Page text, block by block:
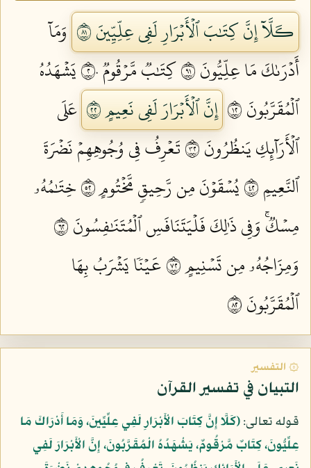
كـَلَّآ إِنَّ كِتَٰبَ ٱلۡأَبۡرَارِ لَفِي عِلِّيِّينَ ١٨
وَمَآ
أَدۡرَىٰكَ مَا عِلِّيُّونَ ١٩
كِتَٰبٞ مَّرۡقُومٞ ٢٠
يَشۡهَدُهُ
ٱلۡمُقَرَّبُونَ ٢١
إِنَّ ٱلۡأَبۡرَارَ لَفِي نَعِيمٍ ٢٢
عَلَى
ٱلۡأَرَآئِكِ يَنظُرُونَ ٢٣
تَعۡرِفُ فِي وُجُوهِهِمۡ نَضۡرَةَ
ٱلنَّعِيمِ ٢٤
يُسۡقَوۡنَ مِن رَّحِيقٖ مَّخۡتُومٍ ٢٥
خِتَٰمُهُۥ
مِسۡكٞۚ وَفِي ذَٰلِكَ فَلۡيَتَنَافَسِ ٱلۡمُتَنَٰفِسُونَ ٢٦
وَمِزَاجُهُۥ مِن تَسۡنِيمٍ ٢٧
عَيۡنٗا يَشۡرَبُ بِهَا
ٱلۡمُقَرَّبُونَ ٢٨
۞ التفسير
التبيان في تفسير القرآن
قوله تعالى:﴿كَلَّا إِنَّ كِتَابَ الْأَبْرَارِ لَفِي عِلِّيِّينَ، وَمَا أَدْرَاكَ مَا
عِلِّيُّونَ، كِتَابٌ مَّرْقُومٌ، يَشْهَدُهُ الْمُقَرَّبُونَ، إِنَّ الْأَبْرَارَ لَفِي